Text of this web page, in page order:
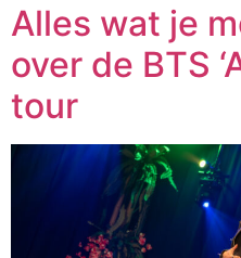
Alles wat je
over de BTS
tour